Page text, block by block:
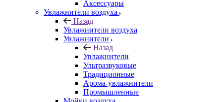
Аксессуары
Увлажнители воздуха
Назад
Увлажнители воздуха
Увлажнители
Назад
Увлажнители
Ультразвуковые
Традиционные
Арома-увлажнители
Промышленные